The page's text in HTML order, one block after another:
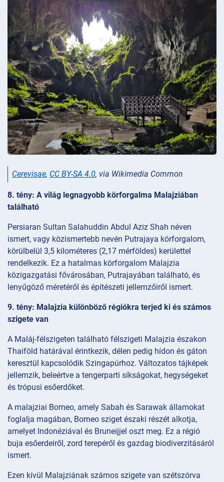
Cerevisae, CC BY-SA 4.0, via Wikimedia Common
8. tény: A világ legnagyobb körforgalma Malajziában
található
Persiaran Sultan Salahuddin Abdul Aziz Shah néven
ismert, vagy közismertebb nevén Putrajaya körforgalom,
körülbelül 3,5 kilométeres (2,17 mérföldes) kerülettel
rendelkezik. Ez a hatalmas körforgalom Malajzia
közigazgatási fővárosában, Putrajayában található, és
lenyűgöző méretéről és építészeti jellemzőiről ismert.
9. tény: Malajzia különböző régiókra terjed ki és számos
szigete van
A Maláj-félszigeten található félszigeti Malajzia északon
Thaiföld határával érintkezik, délen pedig hídon és gáton
keresztül kapcsolódik Szingapúrhoz. Változatos tájképek
jellemzik, beleértve a tengerparti síkságokat, hegységeket
és trópusi esőerdőket.
A malajziai Borneo, amely Sabah és Sarawak államokat
foglalja magában, Borneo sziget északi részét alkotja,
amelyet Indonéziával és Bruneijjel oszt meg. Ez a régió
buja esőerdeiről, zord terepéről és gazdag biodiverzitásáról
ismert.
Ezen kívül Malajziának számos szigete van szétszórva